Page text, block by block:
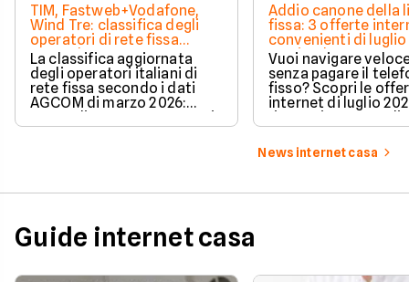
TIM, Fastweb+Vodafone,
Wind Tre: classifica degli
operatori di rete fissa
secondo AGCOM
La classifica aggiornata
degli operatori italiani di
rete fissa secondo i dati
AGCOM di marzo 2026:
quote di mercato, sorpassi
e new entry.
Addio canone della
fissa: 3 offerte
convenienti di luglio
partire da 19,95€
Vuoi navigare
senza pagare il
fisso? Scopri le
internet di luglio
risparmiare e
tariffa perfetta per
News internet casa
Guide internet casa